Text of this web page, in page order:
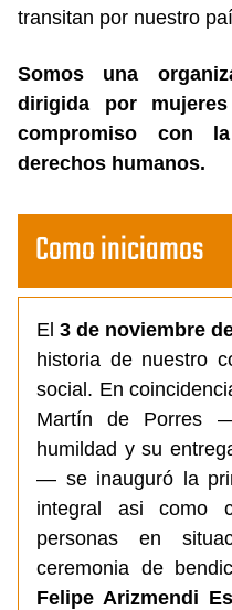
transitan por nuestro
Somos una
dirigida por
compromiso con
derechos humanos.
Como iniciamos
El 3 de noviembre
historia de nuestro
social. En
Martín de Porres
humildad y su
— se inauguró la
integral asi como
personas en
ceremonia de
Felipe Arizmendi